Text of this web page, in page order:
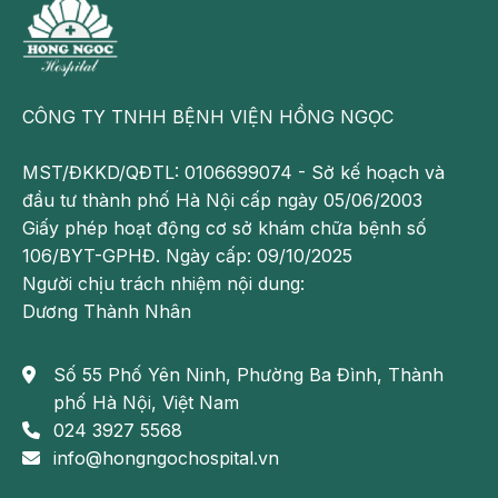
viện - khách sạn" với đầy đủ các phòng chức năng
phục vụ quá trình tiêm chủng, đáp ứng được những
yêu cầu khắt khe nhất của người dân quận Mỹ Đình
Hồng Ngọc, phòng tiêm chủng Keangnam Hồng
Ngọc được kế thừa những ưu điểm vốn có, bao gồm:
Đội ngũ bác sĩ, chuyên gia Nhi giàu kinh nghiệm,
vững chuyên môn: Những bác sĩ Nhi sẽ là người
trực tiếp khám sàng lọc và tiêm chủng cho khách
hàng. Với kỹ năng chuyên môn và kinh nghiệm lâu
thắc mắc về vắc - xin cũng như hướng dẫn chăm
sóc sau tiêm một cách cụ thể nhất.
Phòng tiêm chủng theo mô hình 1 chiều
CÔNG TY TNHH BỆNH VIỆN HỒNG NGỌC
MST/ĐKKD/QĐTL: 0106699074 - Sở kế hoạch và
đầu tư thành phố Hà Nội cấp ngày 05/06/2003
Giấy phép hoạt động cơ sở khám chữa bệnh số
106/BYT-GPHĐ. Ngày cấp: 09/10/2025
Người chịu trách nhiệm nội dung:
Dương Thành Nhân
Số 55 Phố Yên Ninh, Phường Ba Đình, Thành
phố Hà Nội, Việt Nam
024 3927 5568
info@hongngochospital.vn